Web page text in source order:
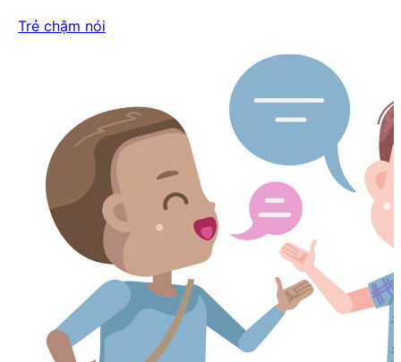
Trẻ chậm nói